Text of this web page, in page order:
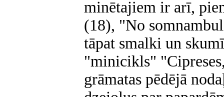
minētajiem ir arī,
(18), "No
tāpat smalki un
"minicikls"
grāmatas pēdējā